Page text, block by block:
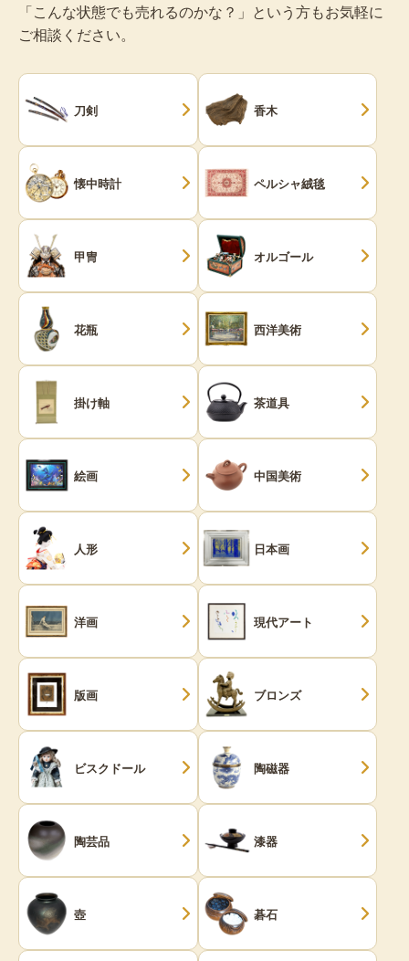
「こんな状態でも売れるのかな？」という方もお気軽に
ご相談ください。
刀剣 香木
懐中時計 ペルシャ絨毯
甲冑 オルゴール
花瓶 西洋美術
掛け軸 茶道具
絵画 中国美術
人形 日本画
洋画 現代アート
版画 ブロンズ
ビスクドール 陶磁器
陶芸品 漆器
壺 碁石